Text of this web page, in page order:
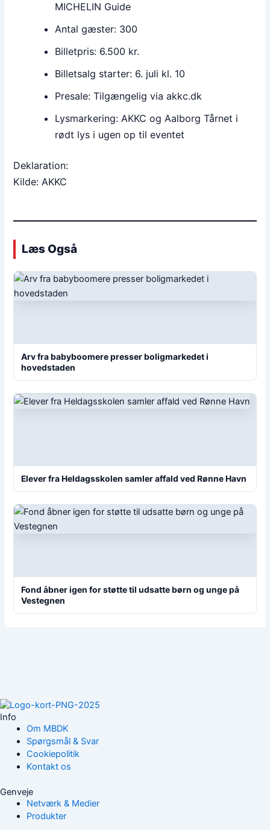
MICHELIN Guide
Antal gæster: 300
Billetpris: 6.500 kr.
Billetsalg starter: 6. juli kl. 10
Presale: Tilgængelig via akkc.dk
Lysmarkering: AKKC og Aalborg Tårnet i
rødt lys i ugen op til eventet
Deklaration:
Kilde: AKKC
Læs Også
Arv fra babyboomere presser boligmarkedet i
hovedstaden
Elever fra Heldagsskolen samler affald ved Rønne Havn
Fond åbner igen for støtte til udsatte børn og unge på
Vestegnen
Info
Om MBDK
Spørgsmål & Svar
Cookiepolitik
Kontakt os
Genveje
Netværk & Medier
Produkter